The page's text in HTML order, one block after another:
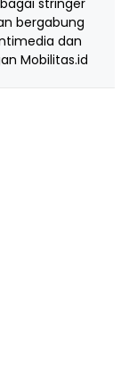
stringer
bergabung
dan
Mobilitas.id